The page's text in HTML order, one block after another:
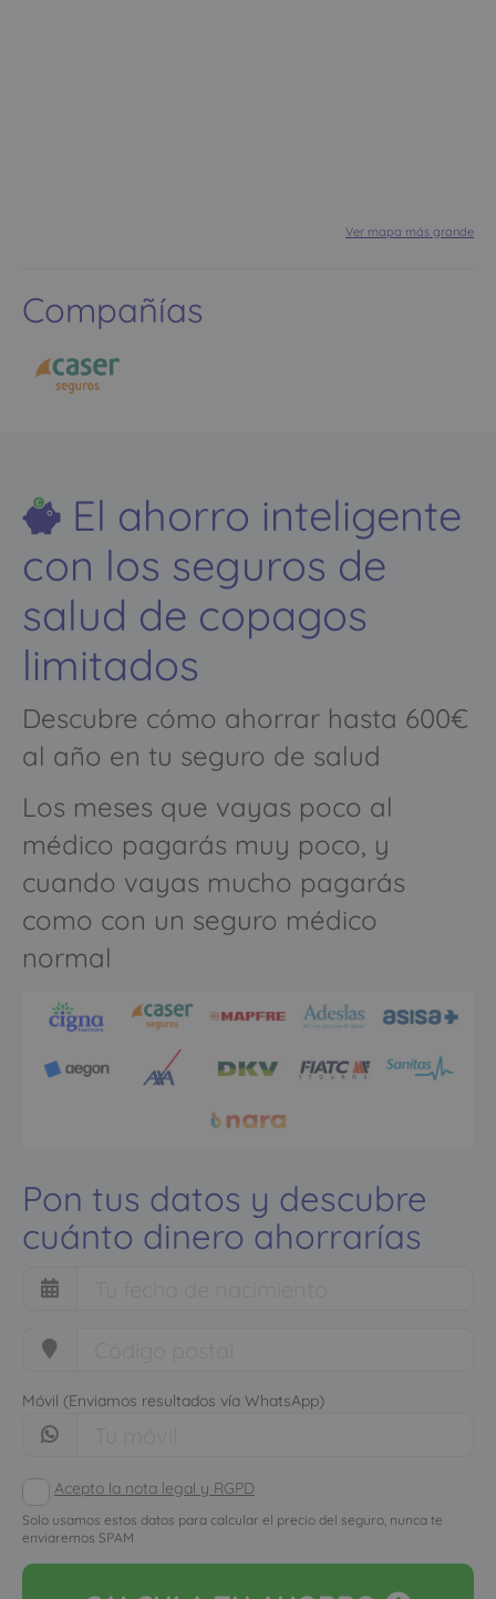
Ver mapa más grande
Compañías
El ahorro inteligente
con los seguros de
salud de copagos
limitados
Descubre cómo ahorrar hasta 600€
al año en tu seguro de salud
Los meses que vayas poco al
médico pagarás muy poco, y
cuando vayas mucho pagarás
como con un seguro médico
normal
Pon tus datos y descubre
cuánto dinero ahorrarías
Móvil (Enviamos resultados vía WhatsApp)
Acepto la nota legal y RGPD
Solo usamos estos datos para calcular el precio del seguro, nunca te
enviaremos SPAM